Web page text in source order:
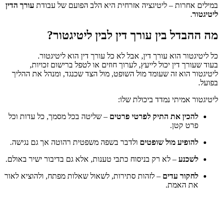
במילים אחרות – ליטיגציה אזרחית היא הלב הפועם של עבודת עורך הדין
ליטיגטור.
מה ההבדל בין עורך דין לבין ליטיגטור?
כל ליטיגטור הוא עורך דין, אבל לא כל עורך דין הוא ליטיגטור.
בעוד שעורך דין יכול לייעץ, לערוך חוזים או לטפל ברישום זכויות,
ליטיגטור הוא זה שעומד מול השופט, מול הצד שכנגד, ומנהל את ההליך
בפועל.
ליטיגטור אמיתי נמדד ביכולת שלו:
להכין את התיק לפרטי פרטים – שליטה בכל מסמך, כל עדות וכל
פרט קטן.
להופיע מול שופטים ולדבר בשפה משפטית רהוטה אך גם נגישה.
לשכנע – לא רק בניסוח כתבי טענות, אלא גם בדיבור ישיר באולם.
לחקור עדים – לזהות סתירות, לשאול שאלות מפתח, ולהוציא לאור
את האמת.